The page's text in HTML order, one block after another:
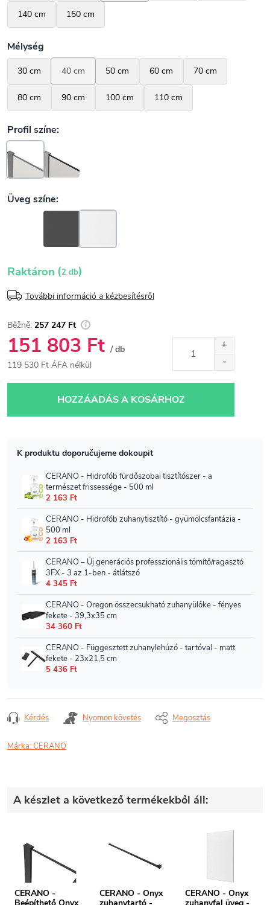
Raktáron (2 db)
További információ a kézbesítésről
257 247 Ft
151 803 Ft / db
119 530 Ft ÁFA nélkül
HOZZÁADÁS A KOSÁRHOZ
Kérdés Nyomon követés Megosztás
Márka:CERANO
A készlet a következő termékekből áll:
CERANO -
CERANO - Onyx
CERANO - Onyx